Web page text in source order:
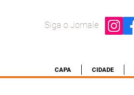
Siga o Jornale
CAPA CIDADE